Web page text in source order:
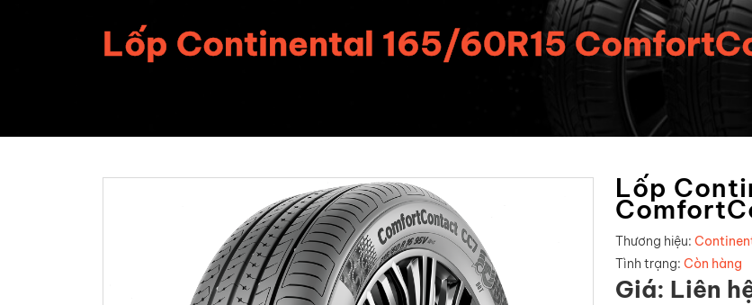
Lốp Continental 165/60R15
Lốp
Thương hiệu:
Tình trạng: Còn hàng
Giá: Liên